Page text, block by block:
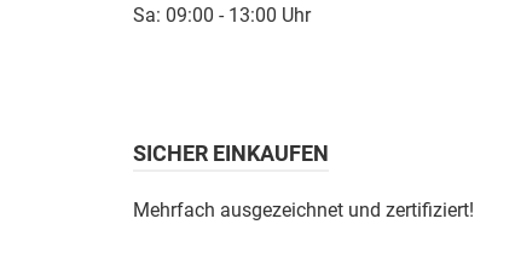
Sa: 09:00 - 13:00 Uhr
SICHER EINKAUFEN
Mehrfach ausgezeichnet und zertifiziert!